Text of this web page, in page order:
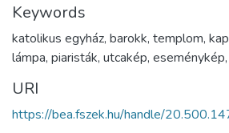
Keywords
katolikus egyház, barokk, templom,
lámpa, piaristák, utcakép, eseménykép,
URI
https://bea.fszek.hu/handle/